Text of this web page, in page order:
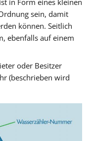
sein, damit
können. Seitlich
ebenfalls auf einem
oder Besitzer
(beschrieben wird